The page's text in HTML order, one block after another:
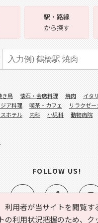
利用者が当サイトを閲覧す
の利用状況把握のため、ク
駅・路線
から探す
き鳥 懐石・会席料理 焼肉
イタ
ア料理 喫茶・カフェ リラクゼ
ホテル 内科 小児科 動物病院
FOLLOW US!